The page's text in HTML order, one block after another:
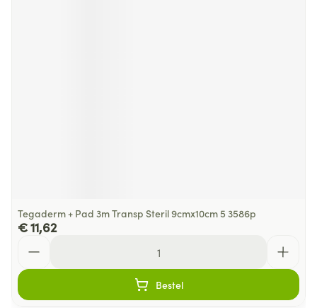
Tegaderm + Pad 3m Transp Steril 9cmx10cm 5 3586p
€ 11,62
Bestel